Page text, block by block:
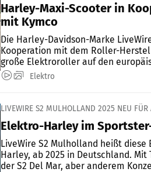
Harley-Maxi-Scooter in
mit Kymco
Die Harley-Davidson-Marke
Kooperation mit dem Roller-
große Elektroroller auf den
Elektro
LIVEWIRE S2 MULHOLLAND 2025 NEU FÜR
Elektro-Harley im
LiveWire S2 Mulholland heißt diese
Harley, ab 2025 in Deutschland. Mit
der S2 Del Mar, aber anderem